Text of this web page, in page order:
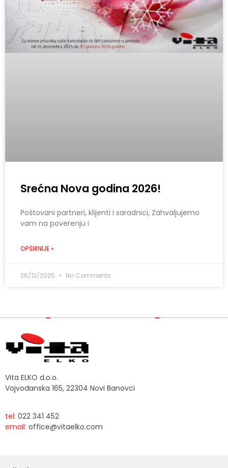
Srećna Nova godina 2026!
Poštovani partneri, klijenti i saradnici, Zahvaljujemo
vam na poverenju i
OPŠIRNIJE »
26/12/2025 No Comments
Vita ELKO d.o.o.
Vojvođanska 165, 22304 Novi Banovci
tel: 022 341 452
email: office@vitaelko.com